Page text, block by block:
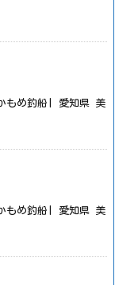
もめ釣船| 愛知県 美
もめ釣船| 愛知県 美